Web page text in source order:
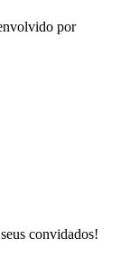
por
convidados!